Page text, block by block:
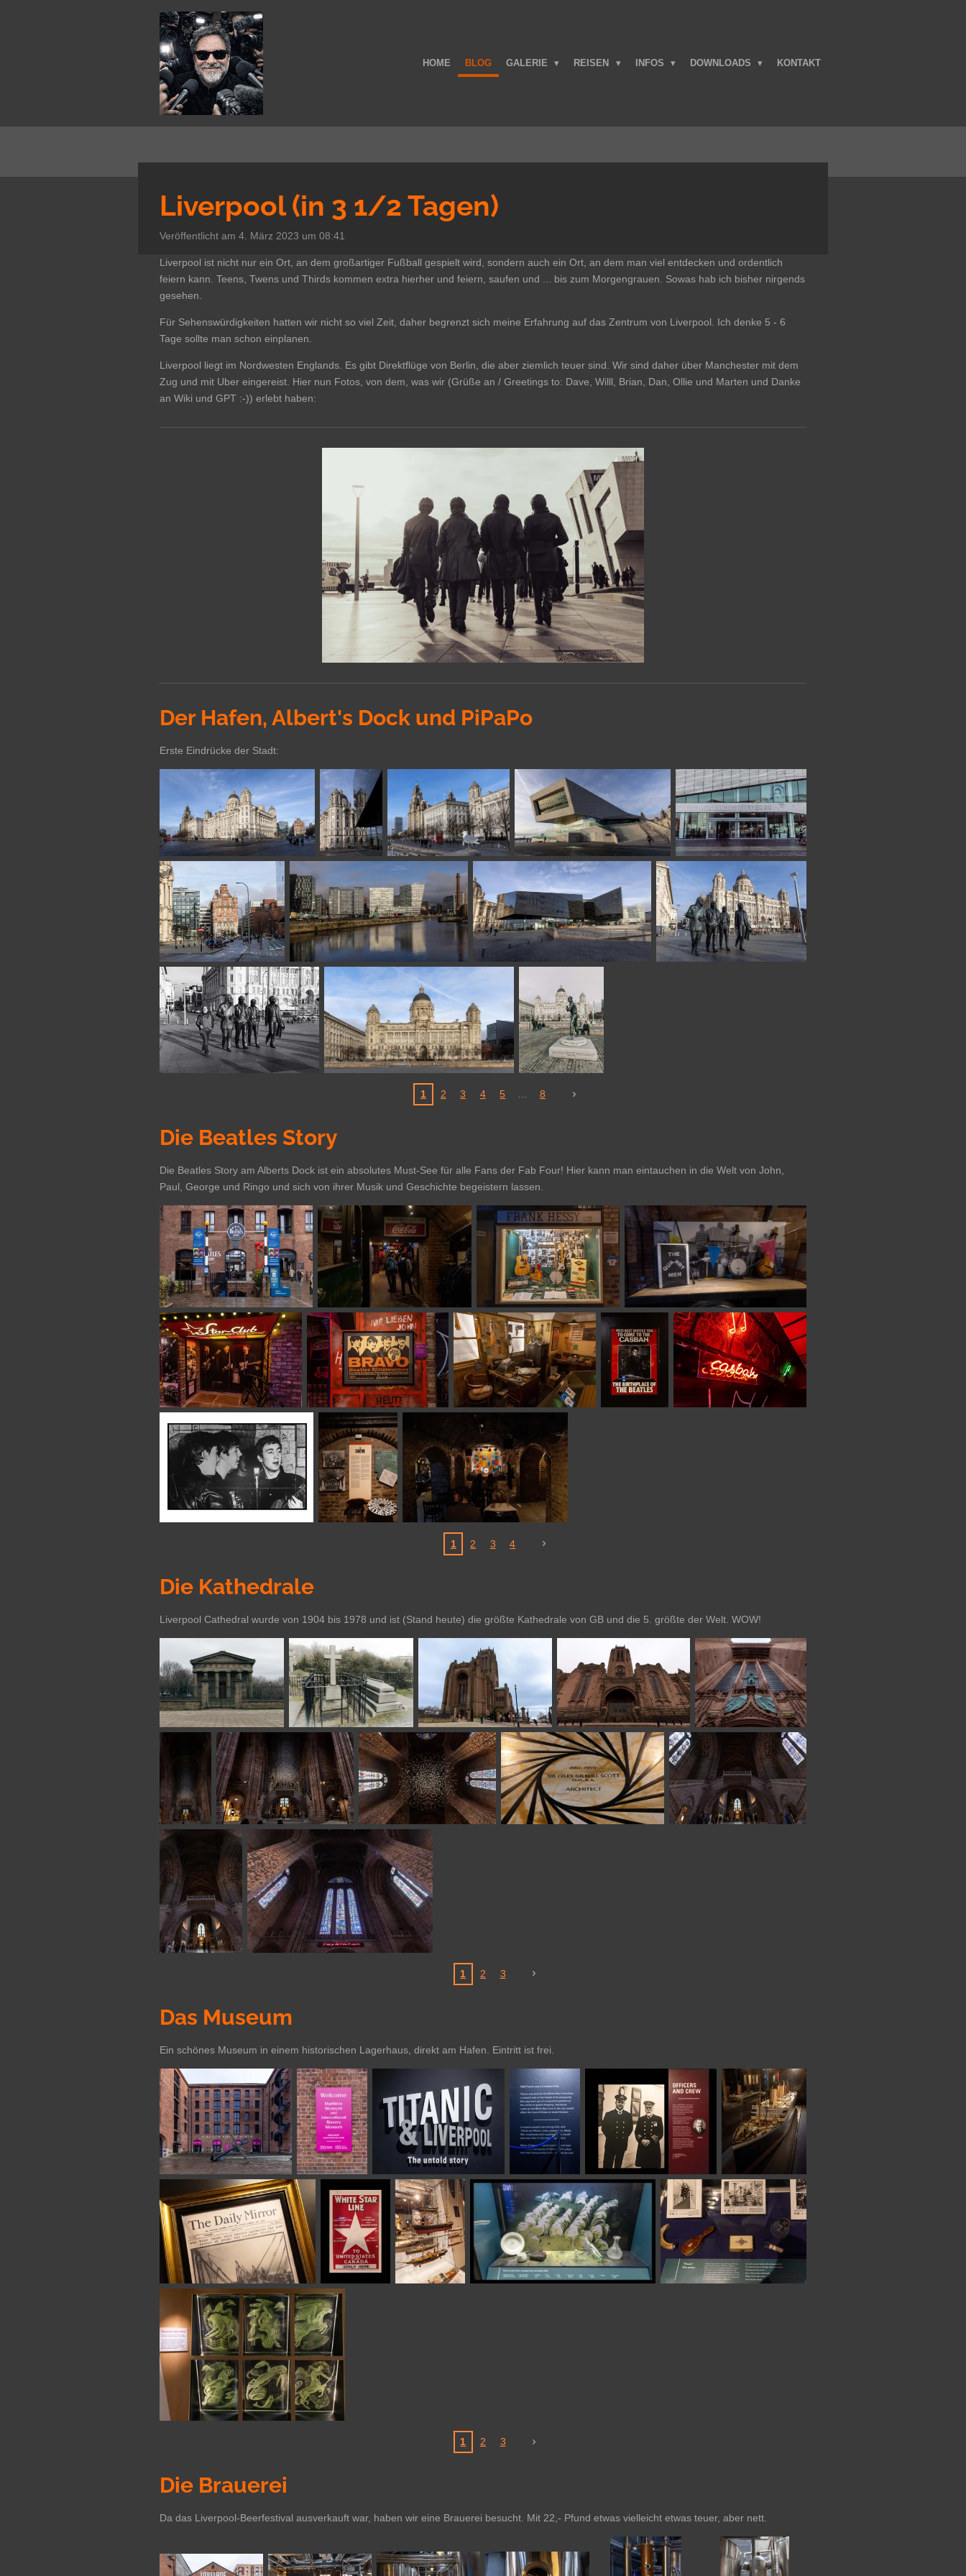
HOME BLOG GALERIE REISEN INFOS DOWNLOADS KONTAKT
Liverpool (in 3 1/2 Tagen)
Veröffentlicht am 4. März 2023 um 08:41
Liverpool ist nicht nur ein Ort, an dem großartiger Fußball gespielt wird, sondern auch ein Ort, an dem man viel entdecken und ordentlich
feiern kann. Teens, Twens und Thirds kommen extra hierher und feiern, saufen und ... bis zum Morgengrauen. Sowas hab ich bisher nirgends
gesehen.
Für Sehenswürdigkeiten hatten wir nicht so viel Zeit, daher begrenzt sich meine Erfahrung auf das Zentrum von Liverpool. Ich denke 5 - 6
Tage sollte man schon einplanen.
Liverpool liegt im Nordwesten Englands. Es gibt Direktflüge von Berlin, die aber ziemlich teuer sind. Wir sind daher über Manchester mit dem
Zug und mit Uber eingereist. Hier nun Fotos, von dem, was wir (Grüße an / Greetings to: Dave, Willl, Brian, Dan, Ollie und Marten und Danke
an Wiki und GPT :-)) erlebt haben:
Der Hafen, Albert's Dock und PiPaPo
Erste Eindrücke der Stadt:
1 2 3 4 5 8
Die Beatles Story
Die Beatles Story am Alberts Dock ist ein absolutes Must-See für alle Fans der Fab Four! Hier kann man eintauchen in die Welt von John,
Paul, George und Ringo und sich von ihrer Musik und Geschichte begeistern lassen.
1 2 3 4
Die Kathedrale
Liverpool Cathedral wurde von 1904 bis 1978 und ist (Stand heute) die größte Kathedrale von GB und die 5. größte der Welt. WOW!
1 2 3
Das Museum
Ein schönes Museum in einem historischen Lagerhaus, direkt am Hafen. Eintritt ist frei.
1 2 3
Die Brauerei
Da das Liverpool-Beerfestival ausverkauft war, haben wir eine Brauerei besucht. Mit 22,- Pfund etwas vielleicht etwas teuer, aber nett.